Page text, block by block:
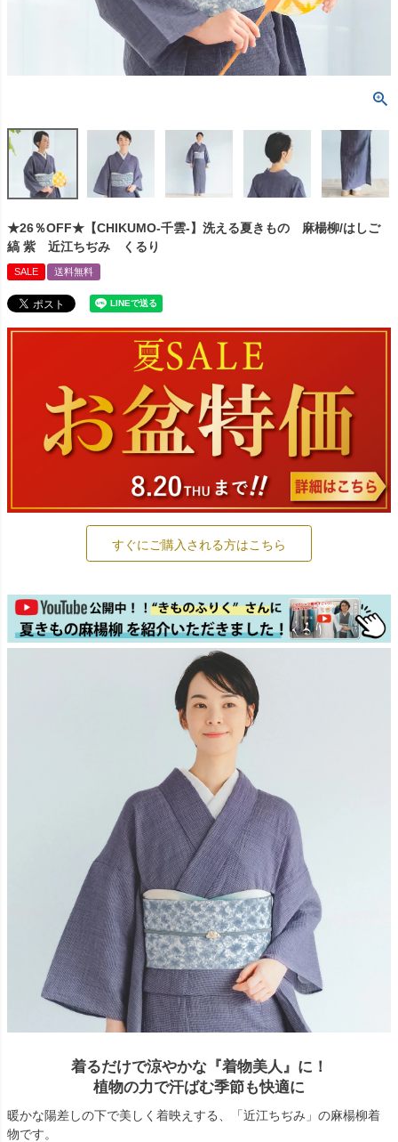
★26％OFF★【CHIKUMO-千雲-】洗える夏きもの 麻楊柳/はしご
縞 紫 近江ちぢみ くるり
SALE 送料無料
すぐにご購入される方はこちら
着るだけで涼やかな『着物美人』に！
植物の力で汗ばむ季節も快適に
暖かな陽差しの下で美しく着映えする、「近江ちぢみ」の麻楊柳着
物です。